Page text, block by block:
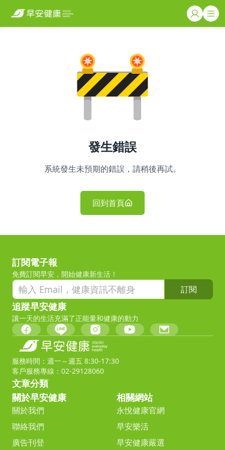
發生錯誤
系統發生未預期的錯誤，請稍後再試。
回到首頁
訂閱電子報
免費訂閱早安，開始健康新生活！
訂閱
追蹤早安健康
讓一天的生活充滿了正能量和健康的動力
服務時間：週一～週五 8:30-17:30
客戶服務專線：02-29128060
文章分類
關於早安健康
關於我們
聯絡我們
廣告刊登
相關網站
永悅健康官網
早安樂活
早安健康嚴選